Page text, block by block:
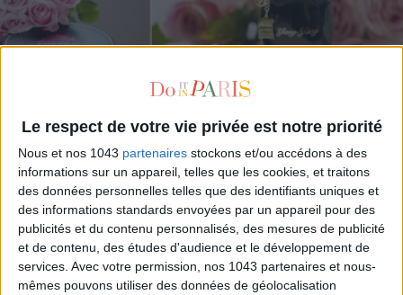
Le respect de votre vie privée est notre priorité
Nous et nos 1043 partenaires stockons et/ou accédons à des
informations sur un appareil, telles que les cookies, et traitons
des données personnelles telles que des identifiants uniques et
des informations standards envoyées par un appareil pour des
publicités et du contenu personnalisés, des mesures de publicité
et de contenu, des études d'audience et le développement de
services. Avec votre permission, nos 1043 partenaires et nous-
mêmes pouvons utiliser des données de géolocalisation
LE PARFUM D’E. COUDRAY